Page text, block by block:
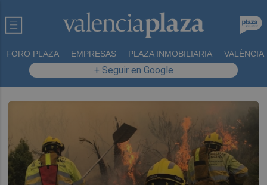
FORO PLAZA EMPRESAS PLAZA INMOBILIARIA VALÈNCIA
+ Seguir en Google